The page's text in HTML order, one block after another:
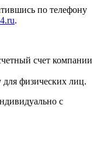
по телефону
.
счет компании
для физических лиц.
с